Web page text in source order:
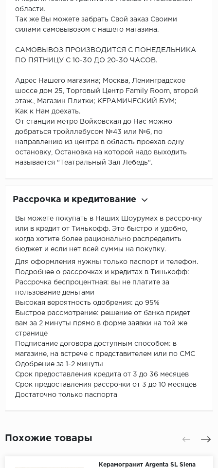
области.
Так же Вы можете забрать Свой заказ Своими
силами самовывозом с нашего магазина.
САМОВЫВОЗ ПРОИЗВОДИТСЯ С ПОНЕДЕЛЬНИКА
ПО ПЯТНИЦУ С 10-30 ДО 20-30 ЧАСОВ.
Адрес Нашего магазина; Москва, Ленинградское
шоссе дом 25, Торговый Центр Family Room, второй
этаж., Магазин Плитки; КЕРАМИЧЕСКИЙ БУМ;
Как к Нам доехать.
От станции метро Войковская до Нас можно
добраться тройллебусом №43 или №6, по
направлению из центра в область проехав одну
остановку, Остановка на которой надо выходить
называется "Театральный Зал Лебедь".
Рассрочка и кредитование
Вы можете покупать в Наших Шоурумах в рассрочку
или в кредит от Тинькофф. Это быстро и удобно,
когда хотите более рационально распределить
бюджет и если нет всей суммы на покупку.
Для оформления нужны только паспорт и телефон.
Подробнее о рассрочках и кредитах в Тинькофф:
Рассрочка беспроцентная: вы не платите за
пользование деньгами
Высокая вероятность одобрения: до 95%
Быстрое рассмотрение: решение от банка придет
вам за 2 минуты прямо в форме заявки на той же
странице
Подписание договора доступным способом: в
магазине, на встрече с представителем или по СМС
Одобрение за 1-2 минуты
Срок предоставления кредита от 3 до 36 месяцев
Срок предоставления рассрочки от 3 до 10 месяцев
Достаточно только паспорта
Похожие товары
Керамогранит Argenta SL Siena